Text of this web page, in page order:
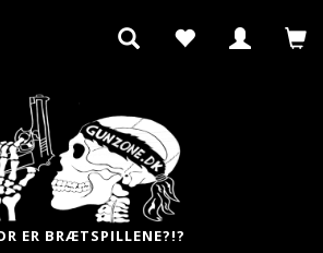
ER BRÆTSPILLENE?!?